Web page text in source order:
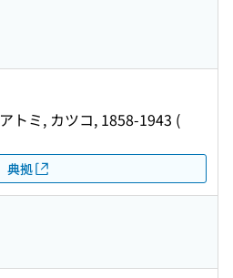
アトミ, カツコ, 1858-1943 (
典拠